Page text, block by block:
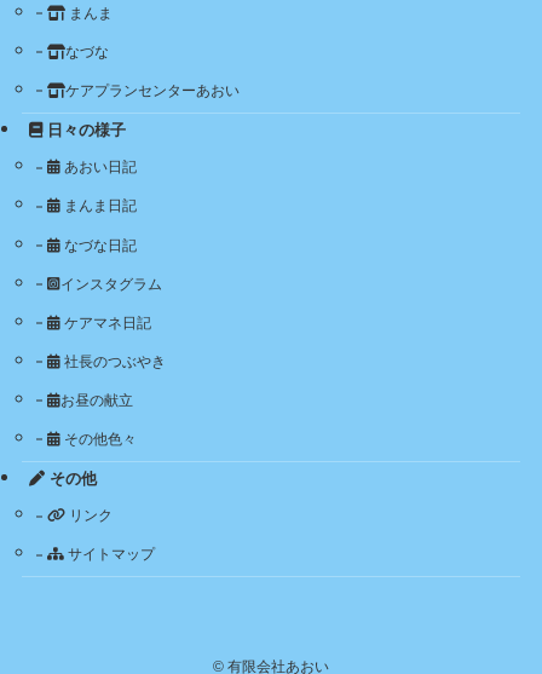
まんま
なづな
ケアプランセンターあおい
日々の様子
あおい日記
まんま日記
なづな日記
インスタグラム
ケアマネ日記
社長のつぶやき
お昼の献立
その他色々
その他
リンク
サイトマップ
© 有限会社あおい